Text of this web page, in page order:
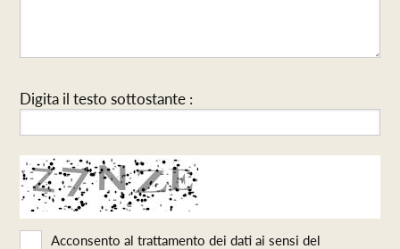
Digita il testo sottostante :
Acconsento al trattamento dei dati ai sensi del